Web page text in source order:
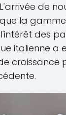
de
la
des
italienne a
croissance